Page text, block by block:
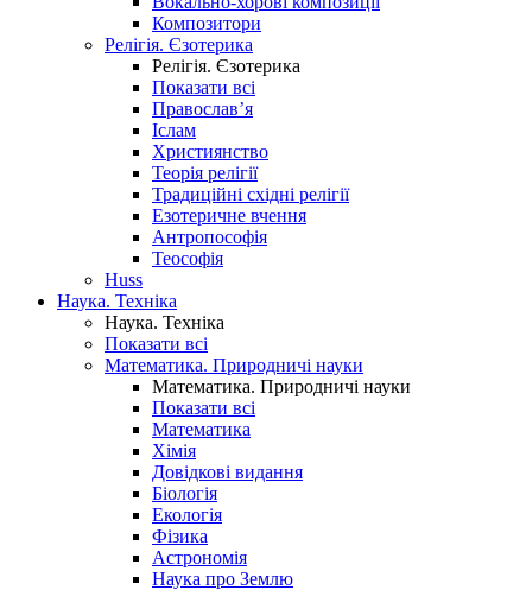
Композитори
Релігія. Єзотерика
Релігія. Єзотерика
Показати всі
Православ’я
Іслам
Християнство
Теорія релігії
Традиційні східні релігії
Езотеричне вчення
Антропософія
Теософія
Huss
Наука. Техніка
Наука. Техніка
Показати всі
Математика. Природничі науки
Математика. Природничі науки
Показати всі
Математика
Хімія
Довідкові видання
Біологія
Екологія
Фізика
Астрономія
Наука про Землю